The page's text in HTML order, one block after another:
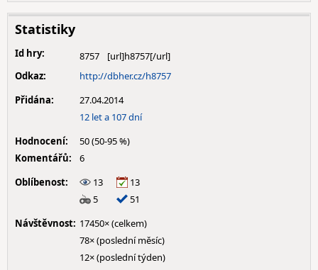
Statistiky
Id hry:
8757
Odkaz:
http://dbher.cz/h8757
Přidána:
27.04.2014
12 let a 107 dní
Hodnocení:
50 (50-95 %)
Komentářů:
6
Oblíbenost:
13
13
5
51
Návštěvnost: 17450× (celkem)
78× (poslední měsíc)
12× (poslední týden)